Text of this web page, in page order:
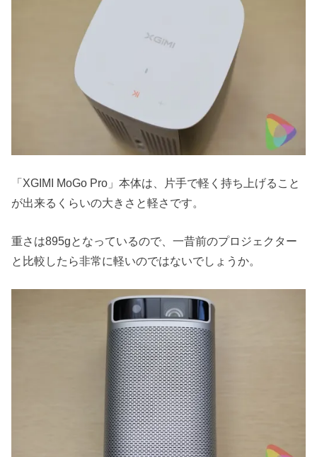
「XGIMI MoGo Pro」本体は、片手で軽く持ち上げること
が出来るくらいの大きさと軽さです。
重さは895gとなっているので、一昔前のプロジェクター
と比較したら非常に軽いのではないでしょうか。